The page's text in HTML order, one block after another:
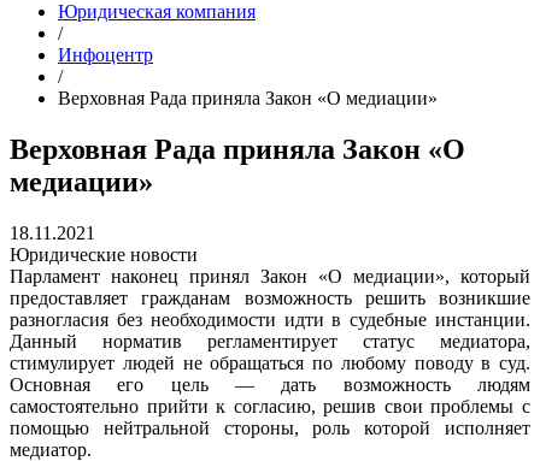
Юридическая компания
/
Инфоцентр
/
Верховная Рада приняла Закон «О медиации»
Верховная Рада приняла Закон «О
медиации»
18.11.2021
Юридические новости
Парламент наконец принял Закон «О медиации», который
предоставляет гражданам возможность решить возникшие
разногласия без необходимости идти в судебные инстанции.
Данный норматив регламентирует статус медиатора,
стимулирует людей не обращаться по любому поводу в суд.
Основная его цель — дать возможность людям
самостоятельно прийти к согласию, решив свои проблемы с
помощью нейтральной стороны, роль которой исполняет
медиатор.